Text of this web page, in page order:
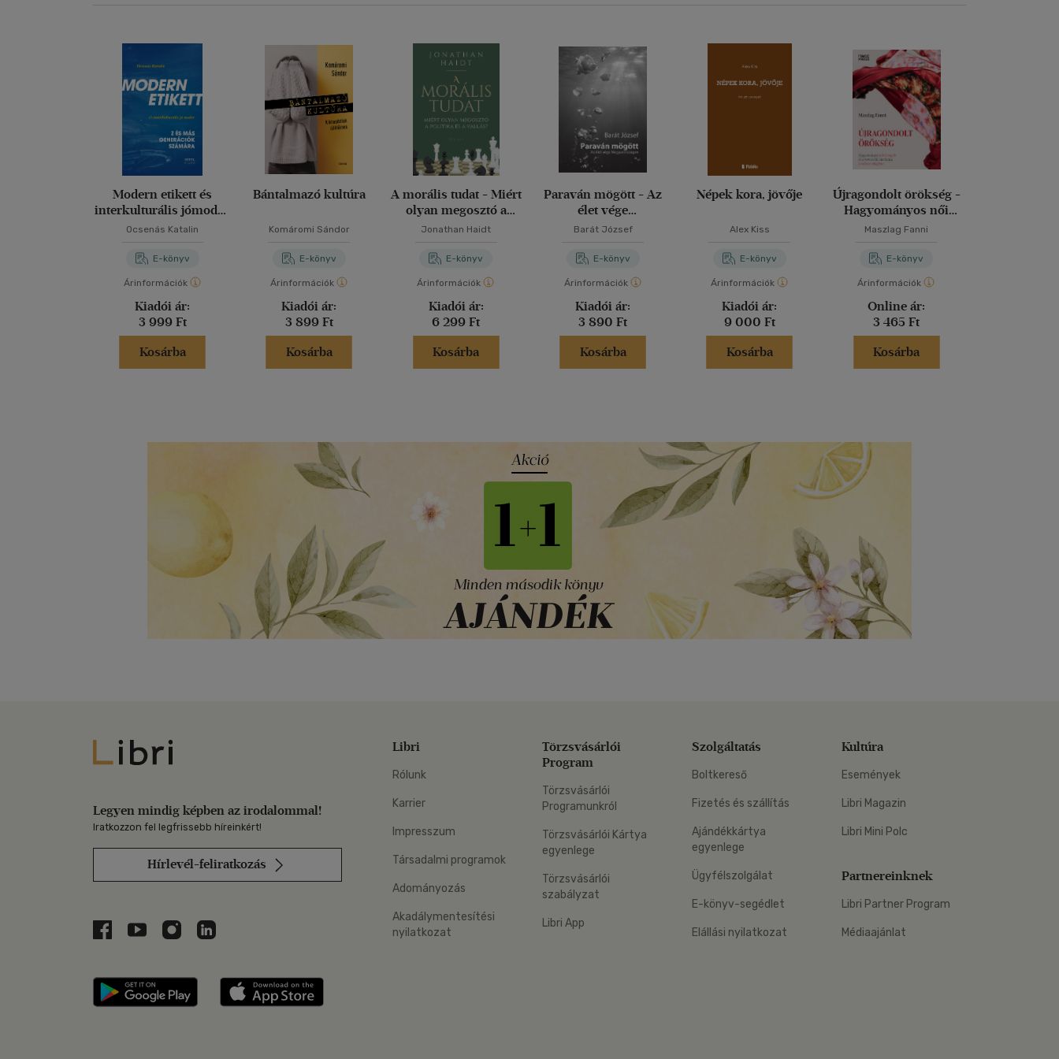
Modern etikett és
interkulturális jómodor
- Z és más generációk
Ocsenás Katalin
E-könyv
Árinformációk
Kiadói ár:
3 999 Ft
Kosárba
Bántalmazó kultúra
Komáromi Sándor
E-könyv
Árinformációk
Kiadói ár:
3 899 Ft
Kosárba
A morális tudat - Miért
olyan megosztó a
politika és a vallás?
Jonathan Haidt
E-könyv
Árinformációk
Kiadói ár:
6 299 Ft
Kosárba
Paraván mögött - Az
élet vége
Magyarországon
Barát József
E-könyv
Árinformációk
Kiadói ár:
3 890 Ft
Kosárba
Népek kora, jövője
Alex Kiss
E-könyv
Árinformációk
Kiadói ár:
9 000 Ft
Kosárba
Újragondolt örökség -
Hagyományos női
szerepek és a roma nők
világban
Maszlag Fanni
E-könyv
Árinformációk
Online ár:
3 465 Ft
Kosárba
Libri
Legyen mindig képben az irodalommal!
Iratkozzon fel legfrissebb híreinkért!
Hírlevél-feliratkozás
Libri a Facebookon
Libri a Youtube-on
Libri az Instagramon
Libri a LinkedInen
Libri applikáció Szerezd meg: Google Play
Libri
Rólunk
Karrier
Impresszum
Társadalmi programok
Adományozás
Akadálymentesítési
nyilatkozat
Törzsvásárlói
Program
Törzsvásárlói
Programunkról
Törzsvásárlói Kártya
egyenlege
Törzsvásárlói
szabályzat
Libri App
Szolgáltatás
Boltkereső
Fizetés és szállítás
Ajándékkártya
egyenlege
Ügyfélszolgálat
E-könyv-segédlet
Elállási nyilatkozat
Kultúra
Események
Libri Magazin
Libri Mini Polc
Partnereinknek
Libri Partner Program
Médiaajánlat